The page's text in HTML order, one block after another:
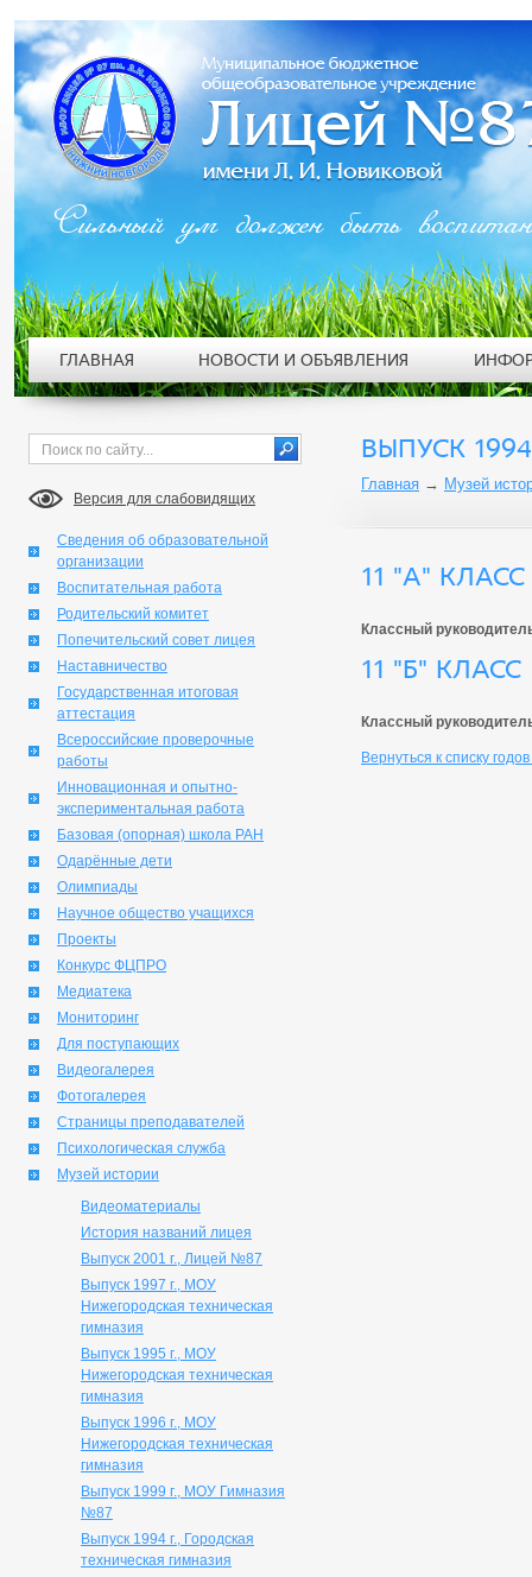
Версия для слабовидящих
Сведения об образовательной
организации
Воспитательная работа
Родительский комитет
Попечительский совет лицея
Наставничество
Государственная итоговая
аттестация
Всероссийские проверочные
работы
Инновационная и опытно-
экспериментальная работа
Базовая (опорная) школа РАН
Одарённые дети
Олимпиады
Научное общество учащихся
Проекты
Конкурс ФЦПРО
Медиатека
Мониторинг
Для поступающих
Видеогалерея
Фотогалерея
Страницы преподавателей
Психологическая служба
Музей истории
Видеоматериалы
История названий лицея
Выпуск 2001 г., Лицей №87
Выпуск 1997 г., МОУ
Нижегородская техническая
гимназия
Выпуск 1995 г., МОУ
Нижегородская техническая
гимназия
Выпуск 1996 г., МОУ
Нижегородская техническая
гимназия
Выпуск 1999 г., МОУ Гимназия
№87
Выпуск 1994 г., Городская
техническая гимназия
ВЫПУСК
Главная → Музей
11 "А" КЛАСС
Классный
11 "Б" КЛАСС
Классный
Вернуться к списку
Сильный ум должен быть
ГЛАВНАЯ НОВОСТИ И ОБЪЯВЛЕНИЯ